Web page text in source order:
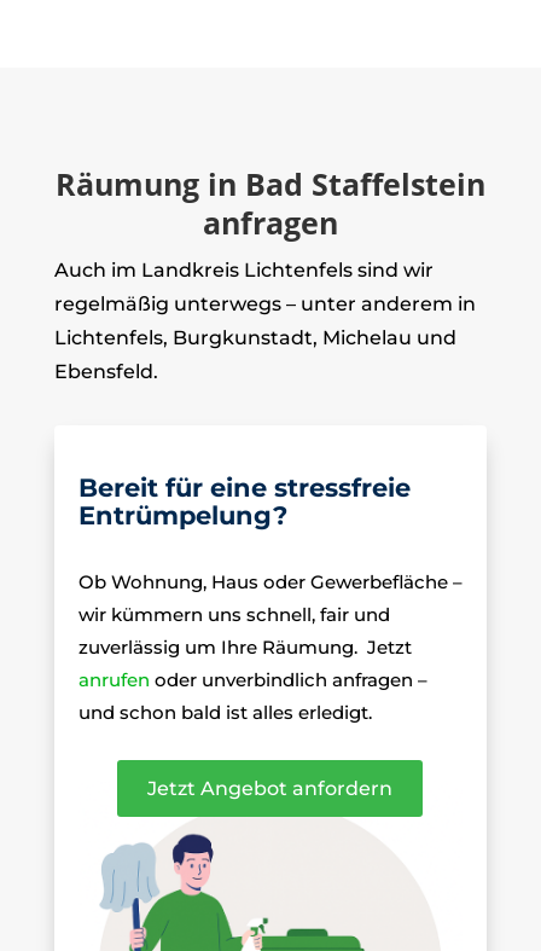
Räumung in Bad Staffelstein
anfragen
Auch im Landkreis Lichtenfels sind wir
regelmäßig unterwegs – unter anderem in
Lichtenfels, Burgkunstadt, Michelau und
Ebensfeld.
Bereit für eine stressfreie
Entrümpelung?
Ob Wohnung, Haus oder Gewerbefläche –
wir kümmern uns schnell, fair und
zuverlässig um Ihre Räumung. Jetzt
anrufen oder unverbindlich anfragen –
und schon bald ist alles erledigt.
Jetzt Angebot anfordern